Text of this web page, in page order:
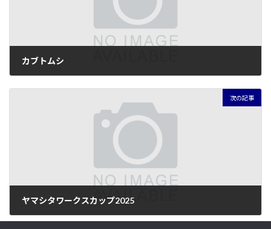
カブトムシ
次の記事
ヤマシタワークスカップ2025
2025年7月17日